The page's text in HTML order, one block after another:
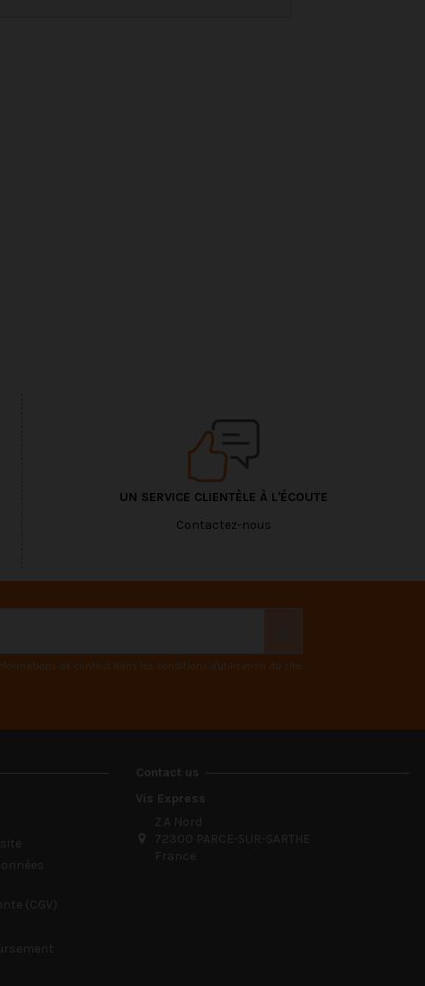
UN SERVICE CLIENTÈLE À L'ÉCOUTE
Contactez-nous
de contact dans les conditions d'utilisation du site.
(CGV)
Contact us
Vis Express
Z.A Nord
72300 PARCE-SUR-SARTHE
France